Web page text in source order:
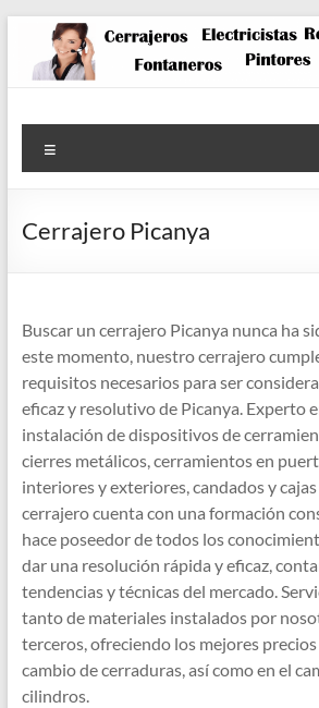
contenido
Cerrajero Picanya
Buscar un cerrajero Picanya nunca ha
este momento, nuestro cerrajero
requisitos necesarios para ser
eficaz y resolutivo de Picanya. Experto
instalación de dispositivos de
cierres metálicos, cerramientos en
interiores y exteriores, candados y
cerrajero cuenta con una formación
hace poseedor de todos los
dar una resolución rápida y eficaz,
tendencias y técnicas del mercado.
tanto de materiales instalados por
terceros, ofreciendo los mejores
cambio de cerraduras, así como en el
cilindros.